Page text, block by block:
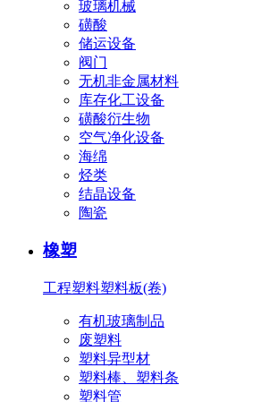
玻璃机械
磺酸
储运设备
阀门
无机非金属材料
库存化工设备
磺酸衍生物
空气净化设备
海绵
烃类
结晶设备
陶瓷
橡塑
工程塑料塑料板(卷)
有机玻璃制品
废塑料
塑料异型材
塑料棒、塑料条
塑料管